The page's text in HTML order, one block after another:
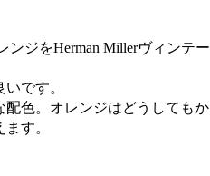
ジをHerman Millerヴィンテー
です。
色。オレンジはどうしてもか
す。